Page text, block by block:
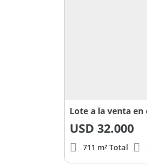
USD 32.000
711 m² Total